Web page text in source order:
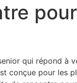
qui répond à
conçue pour les